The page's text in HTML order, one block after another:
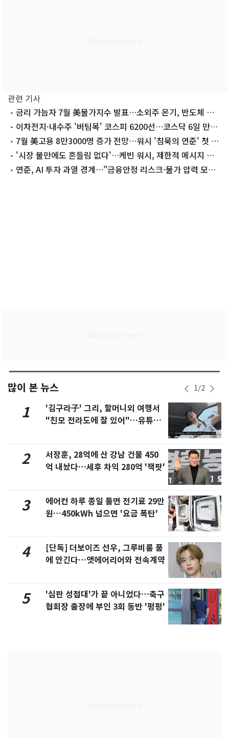
관련 기사
금리 가늠자 7월 美물가지수 발표…소외주 온기, 반도체 방
향성 탐색
이차전지·내수주 '버팀목' 코스피 6200선…코스닥 6일 만에
내림세[시황종합]
7월 美고용 8만3000명 증가 전망…워시 '침묵의 연준' 첫 시
험대'시장 불만에도 흔들림 없다'…케빈 워시, 제한적 메시지 고
수할 듯
연준, AI 투자 과열 경계…"금융안정 리스크·물가 압력 모두
많이 본 뉴스 1/2
1
'김구라子' 그리, 할머니외 여행서
"친모 전라도에 잘 있어"…유튜브
2
서장훈, 28억에 산 강남 건물 450
억 내놨다…세후 차익 280억 '잭팟'
3
에어컨 하루 종일 틀면 전기료 29만
원…450kWh 넘으면 '요금 폭탄'
4
[단독] 더보이즈 선우, 그루비룸 품
에 안긴다…앳에어리어와 전속계약
5
'심판 성접대'가 끝 아니었다…축구
협회장 출장에 부인 3회 동반 '펑펑'